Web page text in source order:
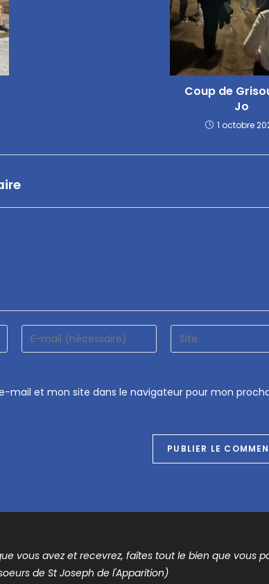
Coup de
Jo
1 octobre
mail et mon site dans le navigateur pour mon
vous avez et recevrez, faîtes tout le bien que vous
de St Joseph de l'Apparition)